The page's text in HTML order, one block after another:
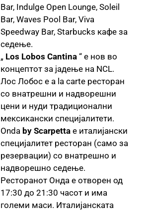
Bar, Indulge Open Lounge, Soleil
Bar, Waves Pool Bar, Viva
Speedway Bar, Starbucks кафе за
седење.
„ Los Lobos Cantina “ е нов во
концептот за јадење на NCL.
Лос Лобос е a la carte ресторан
со внатрешни и надворешни
цени и нуди традиционални
мексикански специјалитети.
Onda by Scarpetta е италијански
специјалитет ресторан (само за
резервации) со внатрешно и
надворешно седење.
Ресторанот Онда е отворен од
17:30 до 21:30 часот и има
големи маси. Италијанската